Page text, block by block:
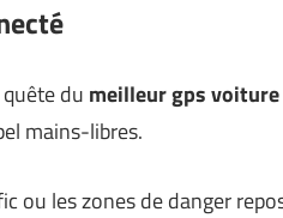
du meilleur gps
mains-libres.
ou les zones de danger